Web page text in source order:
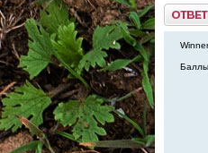
Ответить
Winner